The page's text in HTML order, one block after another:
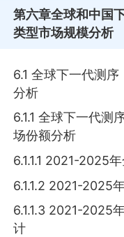
第六章全球和中国
类型市场规模分析
6.1 全球下一代测
分析
6.1.1 全球下一代测
场份额分析
6.1.1.1 2021-2025
6.1.1.2 2021-2025
6.1.1.3 2021-2025
计